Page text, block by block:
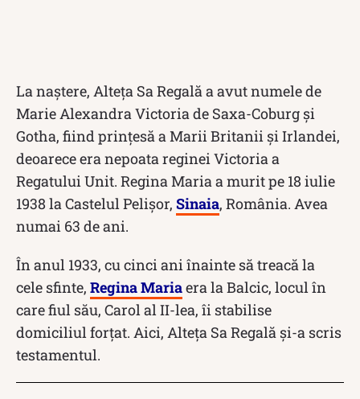
La naștere, Alteța Sa Regală a avut numele de
Marie Alexandra Victoria de Saxa-Coburg și
Gotha, fiind prințesă a Marii Britanii și Irlandei,
deoarece era nepoata reginei Victoria a
Regatului Unit. Regina Maria a murit pe 18 iulie
1938 la Castelul Pelișor, Sinaia, România. Avea
numai 63 de ani.
În anul 1933, cu cinci ani înainte să treacă la
cele sfinte, Regina Mariaera la Balcic, locul în
care fiul său, Carol al II-lea, îi stabilise
domiciliul forțat. Aici, Alteța Sa Regală și-a scris
testamentul.